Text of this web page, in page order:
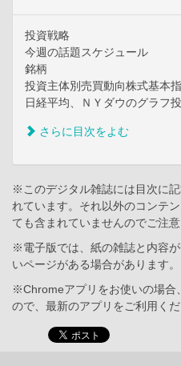
投資戦略
今週の話題スケジュール
銘柄
投資主体別売買動向株式基本
日経平均、ＮＹダウのグラフ
さらに目次をよむ
※このデジタル雑誌には目次に
れています。それ以外のコンテ
ても含まれていませんのでご注意
※電子版では、紙の雑誌と内容
いページがある場合があります。
※Chromeアプリをお使いの場合
ので、最新のアプリをご利用くだ